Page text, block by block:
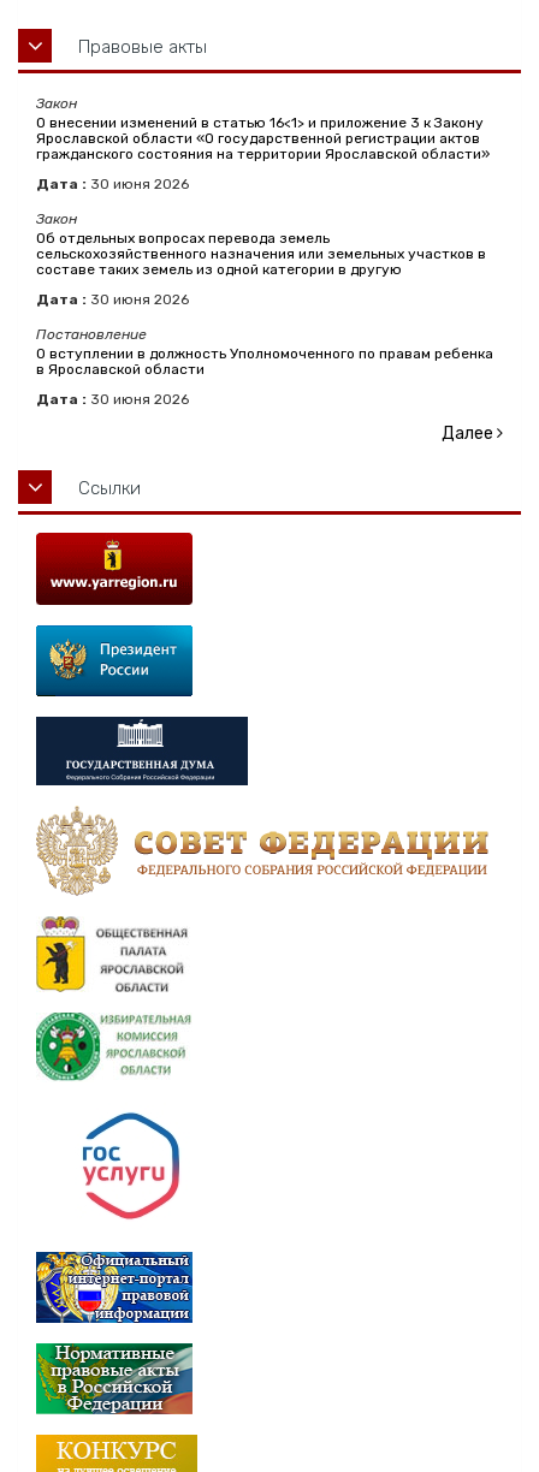
Правовые акты
Закон
О внесении изменений в статью 16<1> и приложение 3 к Закону
Ярославской области «О государственной регистрации актов
гражданского состояния на территории Ярославской области»
Дата : 30 июня 2026
Закон
Об отдельных вопросах перевода земель
сельскохозяйственного назначения или земельных участков в
составе таких земель из одной категории в другую
Дата : 30 июня 2026
Постановление
О вступлении в должность Уполномоченного по правам ребенка
в Ярославской области
Дата : 30 июня 2026
Далее
Ссылки